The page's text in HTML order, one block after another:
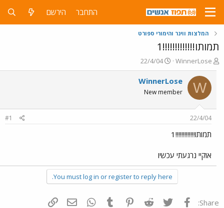
התחבר הירשם
המלצות ווינר והימורי ספורט
תמותו!!!!!!!!!!!!!1
פ
ו
ת
ח
ה
ש
א
WinnerLose
פ
ו
ר
ם
22/4/04
W
WinnerLose
New member
22/4/04
#1
תמותו!!!!!!!!!!!!!1
אוקיי נרגעתי עכשיו
You must log in or register to reply here.
Share: פייסבוק Twitter
Reddit
Pinterest
Tumblr
WhatsAppדואר אלקטרוני